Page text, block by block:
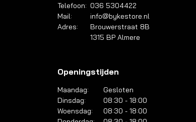
Telefoon: 036 5304422
Mail:
info@bykestore.nl
Adres:
Brouwerstraat 8B
1315 BP Almere
Openingstijden
Maandag:
Gesloten
Dinsdag:
08:30 - 18:00
Woensdag:
08:30 - 18:00